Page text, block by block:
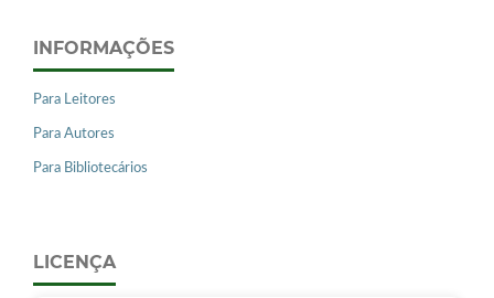
INFORMAÇÕES
Para Leitores
Para Autores
Para Bibliotecários
LICENÇA